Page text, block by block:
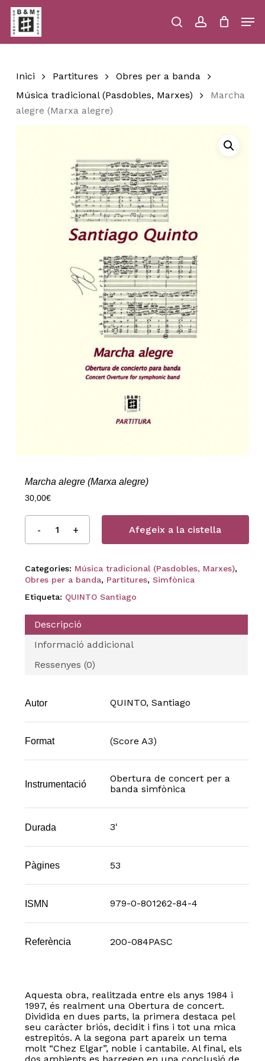
Skip
main
content
searchaccount
Close
Inici Partitures
Obres per a banda
Música tradicional (Pasdobles, Marxes)
Marcha
alegre (Marxa alegre)
Marcha alegre (Marxa alegre)
30,00€
Afegeix a la cistella
Categories: Música tradicional (Pasdobles, Marxes),
Obres per a banda, Partitures, Simfònica
Etiqueta: QUINTO Santiago
Descripció
Informació addicional
Ressenyes (0)
Autor QUINTO, Santiago
Format (Score A3)
Instrumentació
Obertura de concert per a
banda simfònica
Durada 3'
Pàgines 53
ISMN 979-0-801262-84-4
Referència 200-084PASC
Aquesta obra, realitzada entre els anys 1984 i
1997, és realment una Obertura de concert.
Dividida en dues parts, la primera destaca pel
seu caràcter briós, decidit i fins i tot una mica
estrepitós. A la segona part apareix un tema
molt “Chez Elgar”, noble i cantabile. Al final, els
Menu